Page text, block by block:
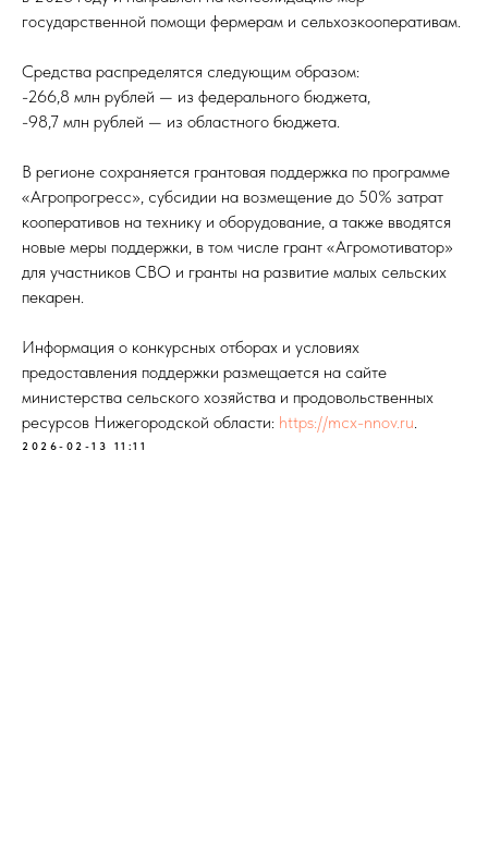
государственной помощи фермерам и сельхозкооперативам.
Средства распределятся следующим образом:
-266,8 млн рублей — из федерального бюджета,
-98,7 млн рублей — из областного бюджета.
В регионе сохраняется грантовая поддержка по программе
«Агропрогресс», субсидии на возмещение до 50% затрат
кооперативов на технику и оборудование, а также вводятся
новые меры поддержки, в том числе грант «Агромотиватор»
для участников СВО и гранты на развитие малых сельских
пекарен.
Информация о конкурсных отборах и условиях
предоставления поддержки размещается на сайте
министерства сельского хозяйства и продовольственных
ресурсов Нижегородской области: https://mcx-nnov.ru.
2026-02-13 11:11